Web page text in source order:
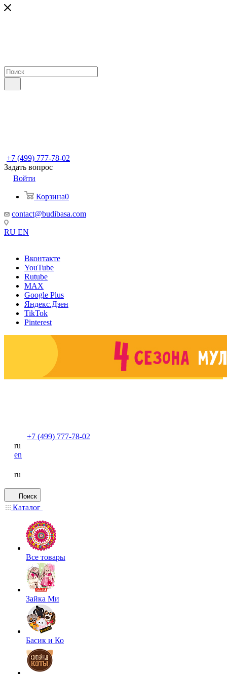
+7 (499) 777-78-02
Задать вопрос
Войти
Корзина0
contact@budibasa.com
RU EN
Вконтакте
YouTube
Rutube
MAX
Google Plus
Яндекс.Дзен
TikTok
Pinterest
+7 (499) 777-78-02
ru
en
ru
Поиск
Каталог
Все товары
Зайка Ми
Басик и Ко